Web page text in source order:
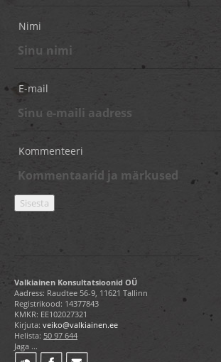
Nimi
E-mail
Kommenteeri
Valkiainen Konsultatsioonid OÜ
Aadress: Raudtee 56-9, 11621 Tallinn
Registrikood: 14377843
KMKR: EE102027321
Kirjuta: veiko@valkiainen.ee
Helista: 50 97 644
Jaga ...